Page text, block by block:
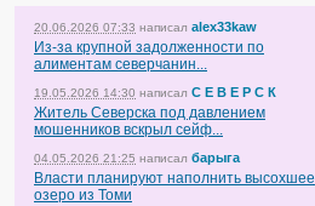
20.06.2026 07:33 написал alex33kaw
Из-за крупной задолженности по
алиментам северчанин...
19.05.2026 14:30 написал С Е В Е Р С К
Житель Северска под давлением
мошенников вскрыл сейф...
04.05.2026 21:25 написал барыга
Власти планируют наполнить высохшее
озеро из Томи